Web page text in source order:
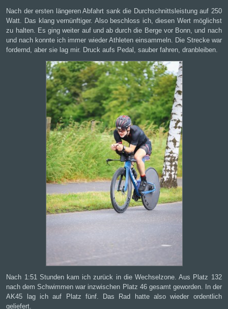
Nach der ersten längeren Abfahrt sank die Durchschnittsleistung auf 250
Watt. Das klang vernünftiger. Also beschloss ich, diesen Wert möglichst
zu halten. Es ging weiter auf und ab durch die Berge vor Bonn, und nach
und nach konnte ich immer wieder Athleten einsammeln. Die Strecke war
fordernd, aber sie lag mir. Druck aufs Pedal, sauber fahren, dranbleiben.
Nach 1:51 Stunden kam ich zurück in die Wechselzone. Aus Platz 132
nach dem Schwimmen war inzwischen Platz 46 gesamt geworden. In der
AK45 lag ich auf Platz fünf. Das Rad hatte also wieder ordentlich
geliefert.